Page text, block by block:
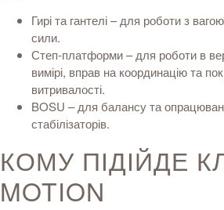
Гирі та гантелі – для роботи з
сили.
Степ-платформи – для роботи в
вимірі, вправ на координацію та
витривалості.
BOSU – для балансу та
стабілізаторів.
КОМУ ПІДІЙДЕ
MOTION